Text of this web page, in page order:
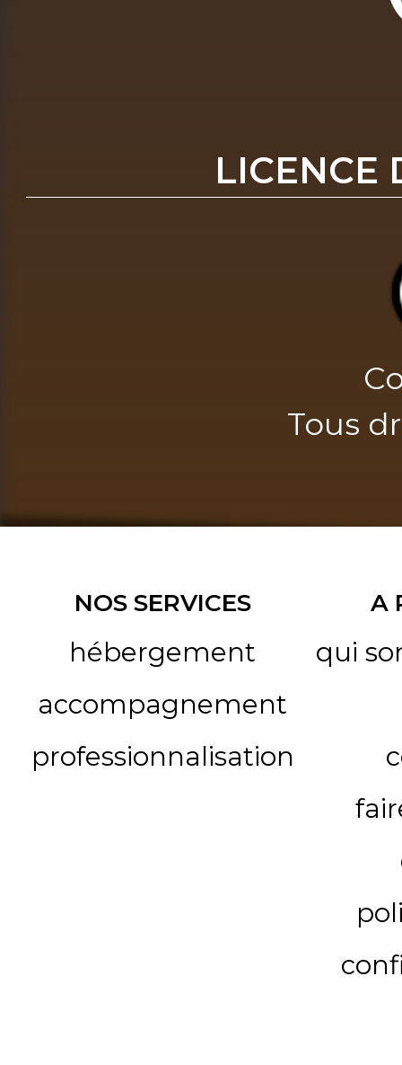
LICENCE
Tous
NOS SERVICES
hébergement
accompagnement
professionnalisation
A
qui